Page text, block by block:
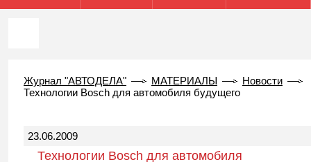
Журнал "АВТОДЕЛА" МАТЕРИАЛЫ
Новости
Технологии Bosch для автомобиля будущего
23.06.2009
Технологии Bosch для автомобиля